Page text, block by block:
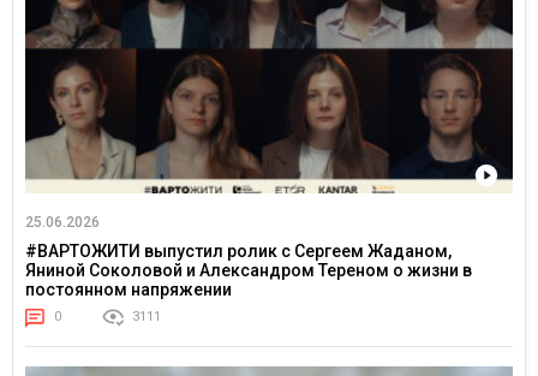
25.06.2026
#ВАРТОЖИТИ выпустил ролик с Сергеем Жаданом,
Яниной Соколовой и Александром Тереном о жизни в
постоянном напряжении
0 3111